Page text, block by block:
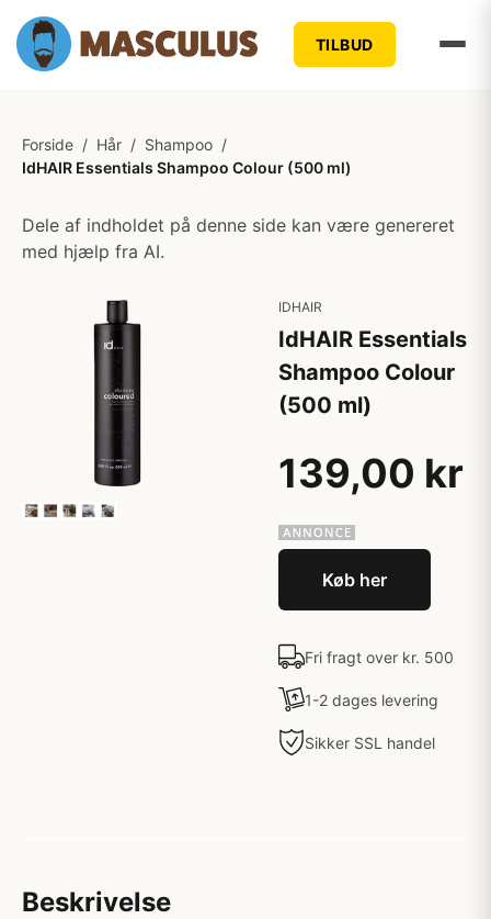
TILBUD
Forside / Hår / Shampoo /
IdHAIR Essentials Shampoo Colour (500 ml)
Dele af indholdet på denne side kan være genereret
med hjælp fra AI.
IDHAIR
IdHAIR Essentials
Shampoo Colour
(500 ml)
139,00 kr
Køb her
Fri fragt over kr. 500
1-2 dages levering
Sikker SSL handel
Beskrivelse